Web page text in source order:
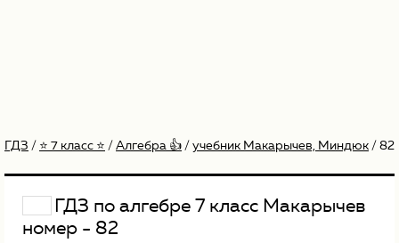
ГДЗ / ⭐️ 7 класс ⭐️ /Алгебра 👍 /учебник Макарычев, Миндюк /82
ГДЗ по алгебре 7 класс Макарычев
номер - 82